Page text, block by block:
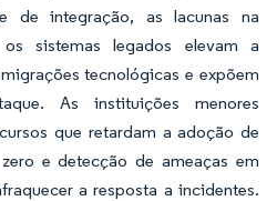
de integração, as lacunas na
sistemas legados elevam a
tecnológicas e expõem
As instituições menores
que retardam a adoção de
e detecção de ameaças em
a resposta a incidentes.